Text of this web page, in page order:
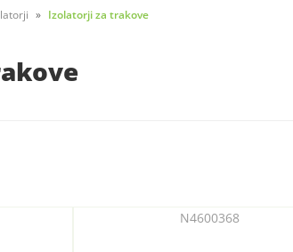
Izolatorji za trakove
N4600368